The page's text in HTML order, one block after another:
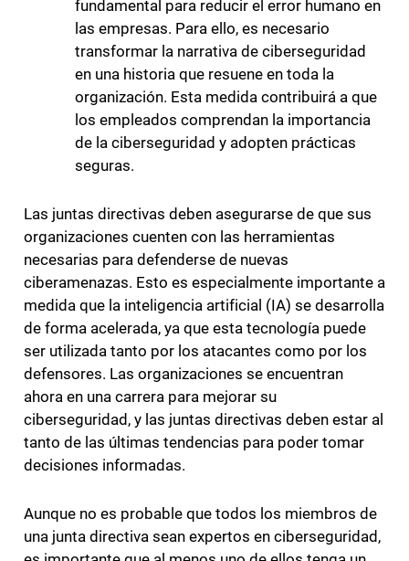
fundamental para reducir el error humano en
las empresas. Para ello, es necesario
transformar la narrativa de ciberseguridad
en una historia que resuene en toda la
organización. Esta medida contribuirá a que
los empleados comprendan la importancia
de la ciberseguridad y adopten prácticas
seguras.
Las juntas directivas deben asegurarse de que sus
organizaciones cuenten con las herramientas
necesarias para defenderse de nuevas
ciberamenazas. Esto es especialmente importante a
medida que la inteligencia artificial (IA) se desarrolla
de forma acelerada, ya que esta tecnología puede
ser utilizada tanto por los atacantes como por los
defensores. Las organizaciones se encuentran
ahora en una carrera para mejorar su
ciberseguridad, y las juntas directivas deben estar al
tanto de las últimas tendencias para poder tomar
decisiones informadas.
Aunque no es probable que todos los miembros de
una junta directiva sean expertos en ciberseguridad,